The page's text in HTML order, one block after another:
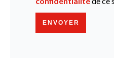
ENVOYER